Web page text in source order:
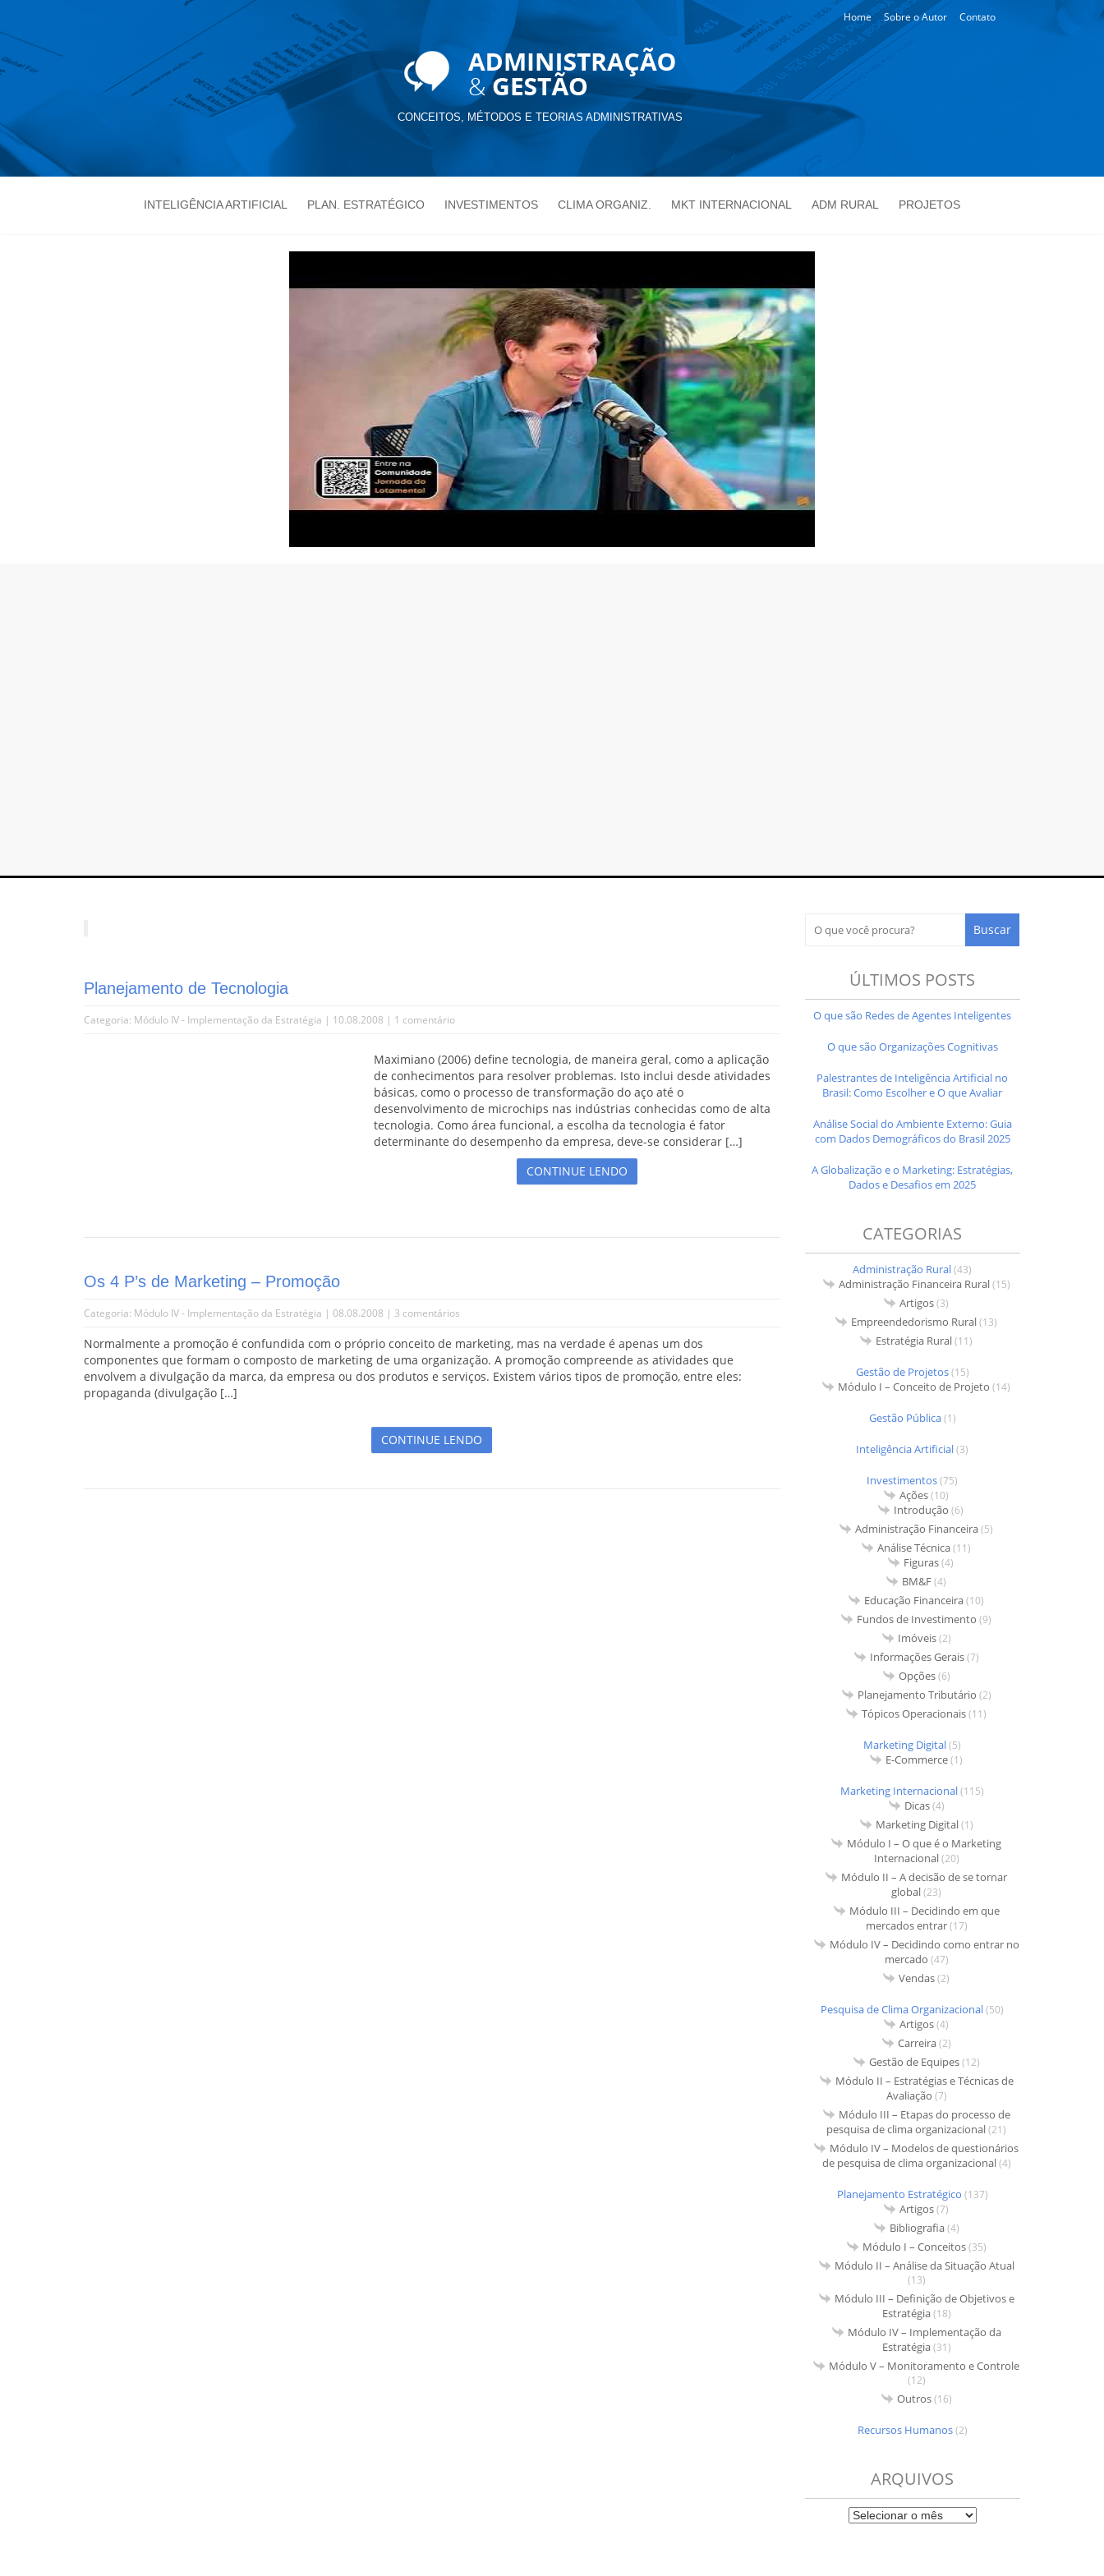
Home Sobre o Autor Contato
CONCEITOS, MÉTODOS E TEORIAS ADMINISTRATIVAS
INTELIGÊNCIA ARTIFICIAL PLAN. ESTRATÉGICO INVESTIMENTOS CLIMA ORGANIZ. MKT INTERNACIONAL ADM RURAL PROJETOS
Planejamento de Tecnologia
Categoria: Módulo IV - Implementação da Estratégia | 10.08.2008 | 1 comentário
Maximiano (2006) define tecnologia, de maneira geral, como a aplicação
de conhecimentos para resolver problemas. Isto inclui desde atividades
básicas, como o processo de transformação do aço até o
desenvolvimento de microchips nas indústrias conhecidas como de alta
tecnologia. Como área funcional, a escolha da tecnologia é fator
determinante do desempenho da empresa, deve-se considerar […]
CONTINUE LENDO
Os 4 P’s de Marketing – Promoção
Categoria: Módulo IV - Implementação da Estratégia | 08.08.2008 | 3 comentários
Normalmente a promoção é confundida com o próprio conceito de marketing, mas na verdade é apenas um dos
componentes que formam o composto de marketing de uma organização. A promoção compreende as atividades que
envolvem a divulgação da marca, da empresa ou dos produtos e serviços. Existem vários tipos de promoção, entre eles:
propaganda (divulgação […]
CONTINUE LENDO
ÚLTIMOS POSTS
O que são Redes de Agentes Inteligentes
O que são Organizações Cognitivas
Palestrantes de Inteligência Artificial no
Brasil: Como Escolher e O que Avaliar
Análise Social do Ambiente Externo: Guia
com Dados Demográficos do Brasil 2025
A Globalização e o Marketing: Estratégias,
Dados e Desafios em 2025
CATEGORIAS
Administração Rural(43)
Administração Financeira Rural(15)
Artigos(3)
Empreendedorismo Rural(13)
Estratégia Rural(11)
Gestão de Projetos(15)
Módulo I – Conceito de Projeto (14)
Gestão Pública(1)
Inteligência Artificial(3)
Investimentos(75)
Ações(10)
Introdução (6)
Administração Financeira(5)
Análise Técnica(11)
Figuras(4)
BM&F(4)
Educação Financeira(10)
Fundos de Investimento (9)
Imóveis(2)
Informações Gerais(7)
Opções(6)
Planejamento Tributário (2)
Tópicos Operacionais(11)
Marketing Digital(5)
E-Commerce(1)
Marketing Internacional(115)
Dicas(4)
Marketing Digital(1)
Módulo I – O que é o Marketing
Internacional(20)
Módulo II – A decisão de se tornar
global(23)
Módulo III – Decidindo em que
mercados entrar(17)
Módulo IV – Decidindo como entrar no
mercado (47)
Vendas(2)
Pesquisa de Clima Organizacional(50)
Artigos(4)
Carreira(2)
Gestão de Equipes(12)
Módulo II – Estratégias e Técnicas de
Avaliação (7)
Módulo III – Etapas do processo de
pesquisa de clima organizacional(21)
Módulo IV – Modelos de questionários
de pesquisa de clima organizacional(4)
Planejamento Estratégico (137)
Artigos(7)
Bibliografia(4)
Módulo I – Conceitos(35)
Módulo II – Análise da Situação Atual
(13)
Módulo III – Definição de Objetivos e
Estratégia(18)
Módulo IV – Implementação da
Estratégia(31)
Módulo V – Monitoramento e Controle
(12)
Outros(16)
Recursos Humanos(2)
ARQUIVOS